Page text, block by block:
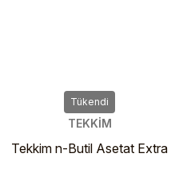
Tükendi
TEKKİM
Tekkim n-Butil Asetat Extra